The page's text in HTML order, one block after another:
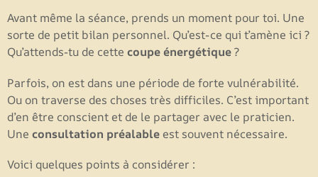
Avant même la séance, prends un moment pour toi. Une
sorte de petit bilan personnel. Qu’est-ce qui t’amène ici ?
Qu’attends-tu de cette coupe énergétique?
Parfois, on est dans une période de forte vulnérabilité.
Ou on traverse des choses très difficiles. C’est important
d’en être conscient et de le partager avec le praticien.
Une consultation préalable est souvent nécessaire.
Voici quelques points à considérer :